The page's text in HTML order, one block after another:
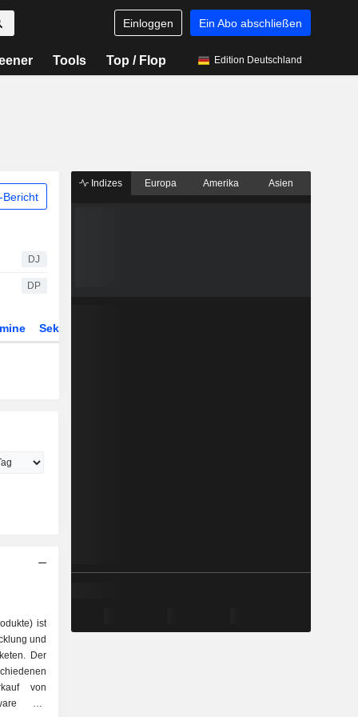
Einloggen Ein Abo abschließen
Tools Top / Flop Edition Deutschland
Bericht
DJ
DP
Sektor
ist
und
Der
zur
Indizes Europa Amerika Asien